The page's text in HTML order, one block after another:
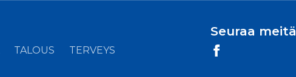
TALOUS
TERVEYS
Seuraa meitä